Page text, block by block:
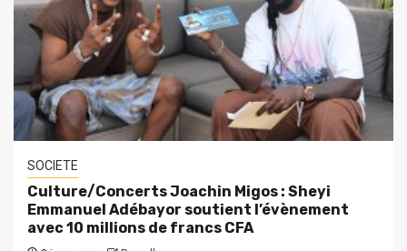
SOCIETE
Culture/Concerts Joachin Migos : Sheyi
Emmanuel Adébayor soutient l’évènement
avec 10 millions de francs CFA